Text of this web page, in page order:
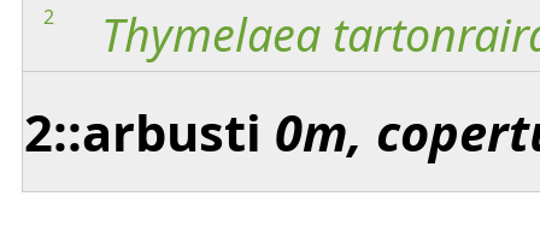
2 Thymelaea
2::arbusti 0m,